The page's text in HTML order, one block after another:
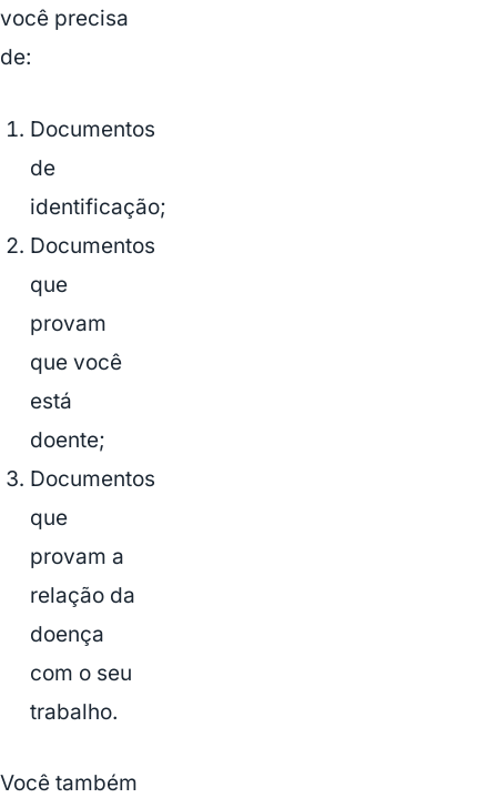
você precisa
de:
Documentos
de
identificação;
Documentos
que
provam
que você
está
doente;
Documentos
que
provam a
relação da
doença
com o seu
trabalho.
Você também